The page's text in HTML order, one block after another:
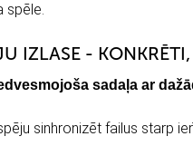
spēle.
IZLASE - KONKRĒTI,
sadaļa ar
sinhronizēt failus starp